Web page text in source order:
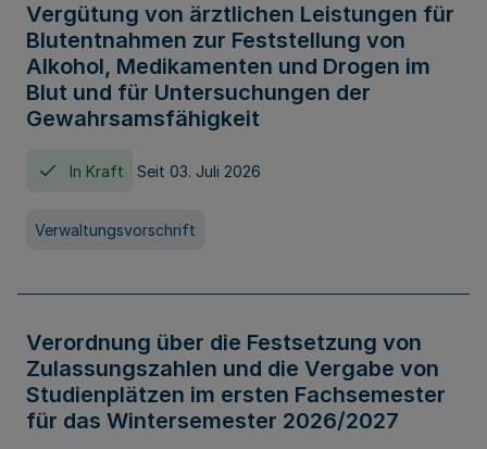
Vergütung von ärztlichen Leistungen für
Blutentnahmen zur Feststellung von
Alkohol, Medikamenten und Drogen im
Blut und für Untersuchungen der
Gewahrsamsfähigkeit
In Kraft Seit 03. Juli 2026
Verwaltungsvorschrift
Verordnung über die Festsetzung von
Zulassungszahlen und die Vergabe von
Studienplätzen im ersten Fachsemester
für das Wintersemester 2026/2027